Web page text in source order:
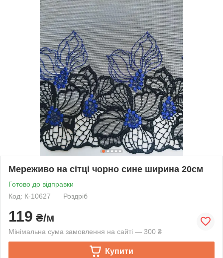
Мереживо на сітці чорно сине ширина 20см
Готово до відправки
Код: К-10627
Роздріб
119 ₴/м
Мінімальна сума замовлення на сайті — 300 ₴
Купити